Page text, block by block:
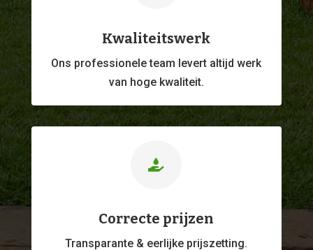
Kwaliteitswerk
Ons professioneleteam levert altijd werk
van hoge kwaliteit.

Correcte prijzen
Transparante & eerlijke prijszetting.